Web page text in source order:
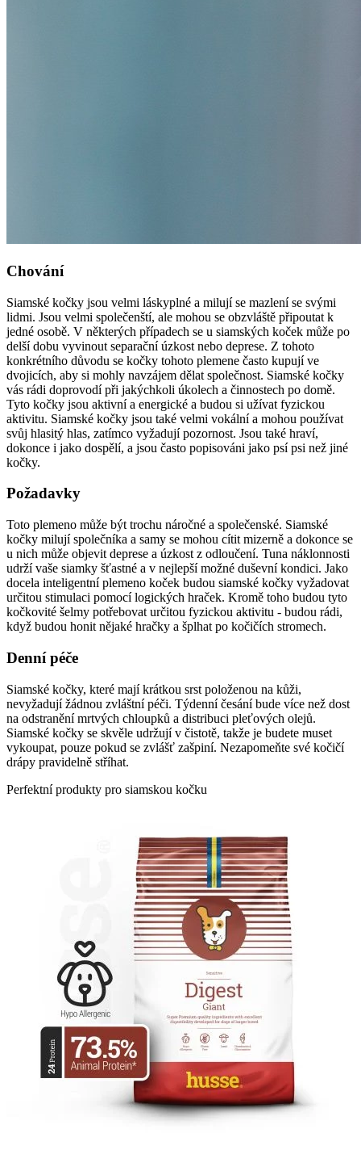
Chování
Siamské kočky jsou velmi láskyplné a milují se mazlení se svými
lidmi. Jsou velmi společenští, ale mohou se obzvláště připoutat k
jedné osobě. V některých případech se u siamských koček může po
delší dobu vyvinout separační úzkost nebo deprese. Z tohoto
konkrétního důvodu se kočky tohoto plemene často kupují ve
dvojicích, aby si mohly navzájem dělat společnost. Siamské kočky
vás rádi doprovodí při jakýchkoli úkolech a činnostech po domě.
Tyto kočky jsou aktivní a energické a budou si užívat fyzickou
aktivitu. Siamské kočky jsou také velmi vokální a mohou používat
svůj hlasitý hlas, zatímco vyžadují pozornost. Jsou také hraví,
dokonce i jako dospělí, a jsou často popisováni jako psí psi než jiné
kočky.
Požadavky
Toto plemeno může být trochu náročné a společenské. Siamské
kočky milují společníka a samy se mohou cítit mizerně a dokonce se
u nich může objevit deprese a úzkost z odloučení. Tuna náklonnosti
udrží vaše siamky šťastné a v nejlepší možné duševní kondici. Jako
docela inteligentní plemeno koček budou siamské kočky vyžadovat
určitou stimulaci pomocí logických hraček. Kromě toho budou tyto
kočkovité šelmy potřebovat určitou fyzickou aktivitu - budou rádi,
když budou honit nějaké hračky a šplhat po kočičích stromech.
Denní péče
Siamské kočky, které mají krátkou srst položenou na kůži,
nevyžadují žádnou zvláštní péči. Týdenní česání bude více než dost
na odstranění mrtvých chloupků a distribuci pleťových olejů.
Siamské kočky se skvěle udržují v čistotě, takže je budete muset
vykoupat, pouze pokud se zvlášť zašpiní. Nezapomeňte své kočičí
drápy pravidelně stříhat.
Perfektní produkty pro siamskou kočku